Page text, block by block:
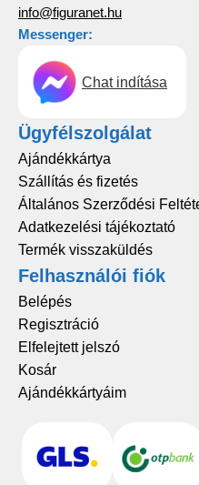
info@figuranet.hu
Messenger:
Chat indítása
Ügyfélszolgálat
Ajándékkártya
Szállítás és fizetés
Általános Szerződési
Adatkezelési tájékoztató
Termék visszaküldés
Felhasználói fiók
Belépés
Regisztráció
Elfelejtett jelszó
Kosár
Ajándékkártyáim